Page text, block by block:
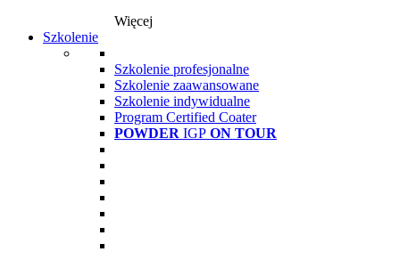
Więcej
Szkolenie
Szkolenie profesjonalne
Szkolenie zaawansowane
Szkolenie indywidualne
Program Certified Coater
POWDER IGP ON TOUR